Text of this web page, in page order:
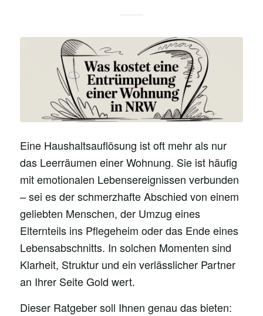
Eine Haushaltsauflösung ist oft mehr als nur
das Leerräumen einer Wohnung. Sie ist häufig
mit emotionalen Lebensereignissen verbunden
– sei es der schmerzhafte Abschied von einem
geliebten Menschen, der Umzug eines
Elternteils ins Pflegeheim oder das Ende eines
Lebensabschnitts. In solchen Momenten sind
Klarheit, Struktur und ein verlässlicher Partner
an Ihrer Seite Gold wert.
Dieser Ratgeber soll Ihnen genau das bieten: